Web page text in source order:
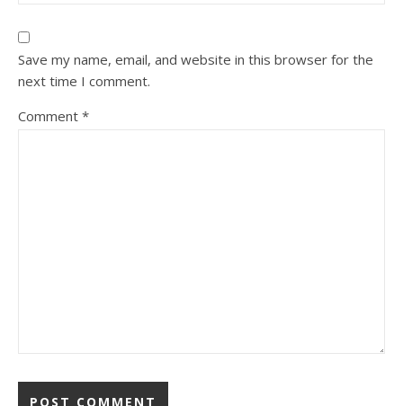
Save my name, email, and website in this browser for the
next time I comment.
Comment *